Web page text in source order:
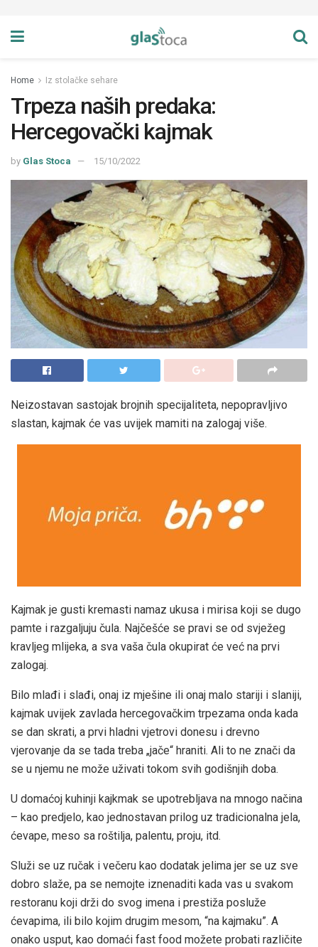
Home Iz stolačke sehare
Trpeza naših predaka:
Hercegovački kajmak
by Glas Stoca 15/10/2022
Neizostavan sastojak brojnih specijaliteta, nepopravljivo
slastan, kajmak će vas uvijek mamiti na zalogaj više.
Kajmak je gusti kremasti namaz ukusa i mirisa koji se dugo
pamte i razgaljuju čula. Najčešće se pravi se od svježeg
kravljeg mlijeka, a sva vaša čula okupirat će već na prvi
zalogaj.
Bilo mlađi i slađi, onaj iz mješine ili onaj malo stariji i slaniji,
kajmak uvijek zavlada hercegovačkim trpezama onda kada
se dan skrati, a prvi hladni vjetrovi donesu i drevno
vjerovanje da se tada treba „jače“ hraniti. Ali to ne znači da
se u njemu ne može uživati tokom svih godišnjih doba.
U domaćoj kuhinji kajkmak se upotrebljava na mnogo načina
– kao predjelo, kao jednostavan prilog uz tradicionalna jela,
ćevape, meso sa roštilja, palentu, proju, itd.
Služi se uz ručak i večeru kao dodatak jelima jer se uz sve
dobro slaže, pa se nemojte iznenaditi kada vas u svakom
restoranu koji drži do svog imena i prestiža posluže
ćevapima, ili bilo kojim drugim mesom, “na kajmaku”. A
onako usput, kao domaći fast food možete probati različite